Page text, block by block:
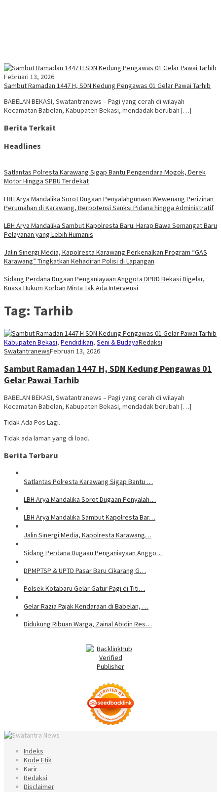
Februari 13, 2026
Sambut Ramadan 1447 H, SDN Kedung Pengawas 01 Gelar Pawai Tarhib
BABELAN BEKASI, Swatantranews – Pagi yang cerah di wilayah
Kecamatan Babelan, Kabupaten Bekasi, mendadak berubah […]
Berita Terkait
Headlines
Satlantas Polresta Karawang Sigap Bantu Pengendara Mogok, Derek
Motor Hingga SPBU Terdekat
LBH Arya Mandalika Sorot Dugaan Penyalahgunaan Wewenang Perizinan
Perumahan di Karawang, Berpotensi Sanksi Pidana hingga Administratif
LBH Arya Mandalika Sambut Kapolresta Baru: Harap Bawa Semangat Baru
Pelayanan yang Lebih Humanis
Jalin Sinergi Media, Kapolresta Karawang Perkenalkan Program “GAS
Karawang” Tingkatkan Kehadiran Polisi di Lapangan
Sidang Perdana Dugaan Penganiayaan Anggota DPRD Bekasi Digelar,
Kuasa Hukum Korban Minta Tak Ada Intervensi
Tag: Tarhib
Kabupaten Bekasi, Pendidikan, Seni & BudayaRedaksi
SwatantranewsFebruari 13, 2026
Sambut Ramadan 1447 H, SDN Kedung Pengawas 01
Gelar Pawai Tarhib
BABELAN BEKASI, Swatantranews – Pagi yang cerah di wilayah
Kecamatan Babelan, Kabupaten Bekasi, mendadak berubah […]
Tidak Ada Pos Lagi.
Tidak ada laman yang di load.
Berita Terbaru
Satlantas Polresta Karawang Sigap Bantu …
LBH Arya Mandalika Sorot Dugaan Penyalah…
LBH Arya Mandalika Sambut Kapolresta Bar…
Jalin Sinergi Media, Kapolresta Karawang…
Sidang Perdana Dugaan Penganiayaan Anggo…
DPMPTSP & UPTD Pasar Baru Cikarang G…
Polsek Kotabaru Gelar Gatur Pagi di Titi…
Gelar Razia Pajak Kendaraan di Babelan, …
Didukung Ribuan Warga, Zainal Abidin Res…
Indeks
Kode Etik
Karir
Redaksi
Disclaimer